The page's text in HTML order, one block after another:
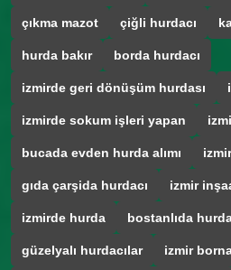
çıkma mazot çiğli hurdacı
hurda bakır borda hurdacı
izmirde geri dönüşüm hurdası
izmirde sokum işleri yapan
bucada evden hurda alımı
gıda çarşida hurdacı izmir
izmirde hurda bostanlıda
güzelyalı hurdacılar izmir